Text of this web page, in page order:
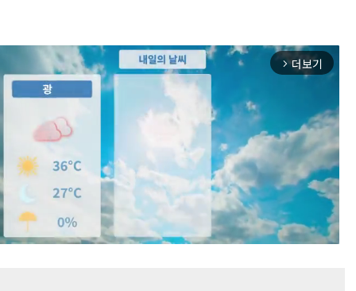
arrow_forward_ios 더보기